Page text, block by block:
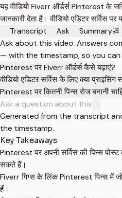
यह वीडियो Fiverr ऑर्डर्स Pinterest के
जानकारी देता है। वीडियो एडिटर सर्विस
Transcript
Ask Summary
Ask about this video. Answers
— with the timestamp, so you can
Pinterest पर Fiverr ऑर्डर्स कैसे बढ़ाएं?
वीडियो एडिटर सर्विस के लिए क्या प्राइसिंग
Pinterest पर कितनी पिन्स रोज बनानी
Generated from the transcript
the timestamp.
Key Takeaways
Pinterest पर अपनी सर्विस की पिन्स
सकते हैं।
Fiverr गिग्स के लिंक Pinterest पिन्स में
हैं।